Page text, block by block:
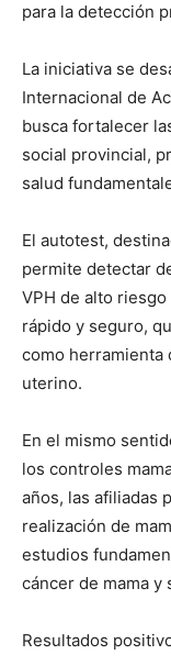
para la detección
La iniciativa se
Internacional de
busca fortalecer
social provincial,
salud
El autotest,
permite detectar
VPH de alto
rápido y seguro,
como herramienta
uterino.
En el mismo
los controles
años, las afiliadas
realización de
estudios
cáncer de mama y
Resultados